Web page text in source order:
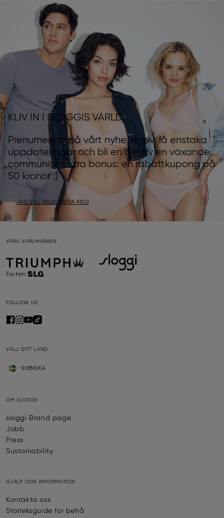
KLIV IN I SLOGGIS VÄRLD
Prenumerera på vårt nyhetsbrev, få enstaka
uppdateringar och bli en del av en växande
community. Extra bonus: en rabattkupong på
50 kronor ;)
JAG VILL REGISTRERA MIG!
VÅRA VARUMÄRKEN
FOLLOW US
VÄLJ DITT LAND
SVENSKA
OM SLOGGI
sloggi Brand page
Jobb
Press
Sustainability
HJÄLP OCH INFORMATION
Kontakta oss
Storleksguide för behå